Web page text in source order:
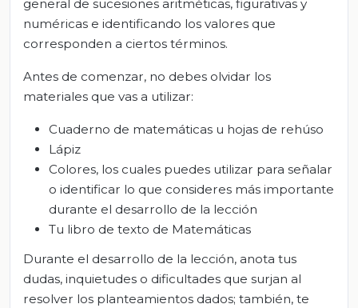
general de sucesiones aritméticas, figurativas y
numéricas e identificando los valores que
corresponden a ciertos términos.
Antes de comenzar, no debes olvidar los
materiales que vas a utilizar:
Cuaderno de matemáticas u hojas de rehúso
Lápiz
Colores, los cuales puedes utilizar para señalar
o identificar lo que consideres más importante
durante el desarrollo de la lección
Tu libro de texto de Matemáticas
Durante el desarrollo de la lección, anota tus
dudas, inquietudes o dificultades que surjan al
resolver los planteamientos dados; también, te